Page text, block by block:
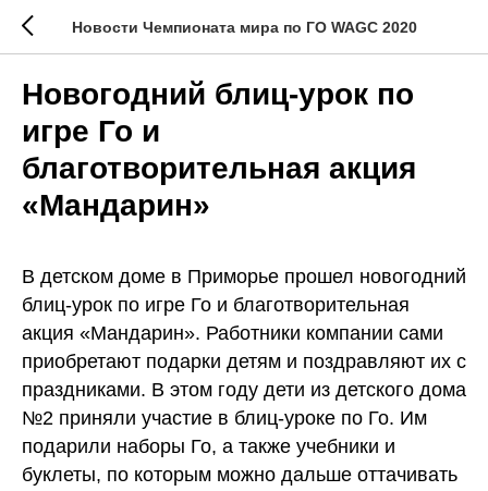
Новости Чемпионата мира по ГО WAGC 2020
Новогодний блиц-урок по
игре Го и
благотворительная акция
«Мандарин»
В детском доме в Приморье прошел новогодний
блиц-урок по игре Го и благотворительная
акция «Мандарин». Работники компании сами
приобретают подарки детям и поздравляют их с
праздниками. В этом году дети из детского дома
№2 приняли участие в блиц-уроке по Го. Им
подарили наборы Го, а также учебники и
буклеты, по которым можно дальше оттачивать